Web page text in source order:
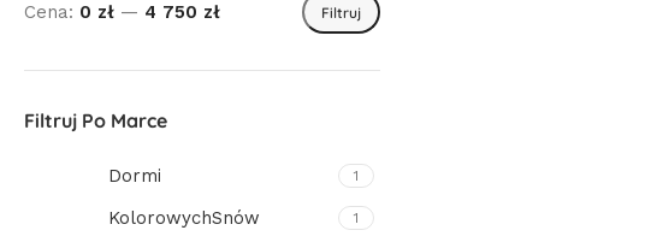
Filtruj
Cena: 0 zł — 4 750 zł
Filtruj Po Marce
Dormi 1
KolorowychSnów 1